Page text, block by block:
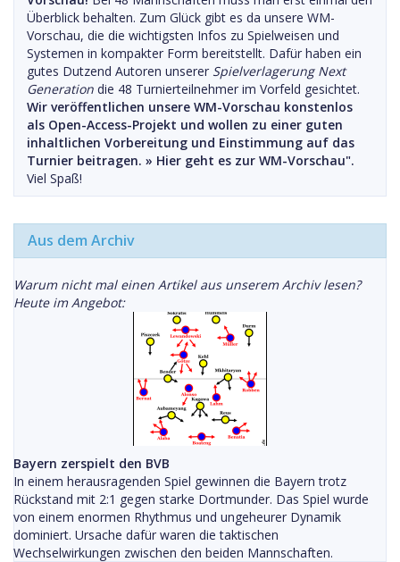
Überblick behalten. Zum Glück gibt es da unsere WM-
Vorschau, die die wichtigsten Infos zu Spielweisen und
Systemen in kompakter Form bereitstellt. Dafür haben ein
gutes Dutzend Autoren unserer Spielverlagerung Next
Generation die 48 Turnierteilnehmer im Vorfeld gesichtet.
Wir veröffentlichen unsere WM-Vorschau konstenlos
als Open-Access-Projekt und wollen zu einer guten
inhaltlichen Vorbereitung und Einstimmung auf das
Turnier beitragen. » Hier geht es zur WM-Vorschau".
Viel Spaß!
Aus dem Archiv
Warum nicht mal einen Artikel aus unserem Archiv lesen?
Heute im Angebot:
Bayern zerspielt den BVB
In einem herausragenden Spiel gewinnen die Bayern trotz
Rückstand mit 2:1 gegen starke Dortmunder. Das Spiel wurde
von einem enormen Rhythmus und ungeheurer Dynamik
dominiert. Ursache dafür waren die taktischen
Wechselwirkungen zwischen den beiden Mannschaften.